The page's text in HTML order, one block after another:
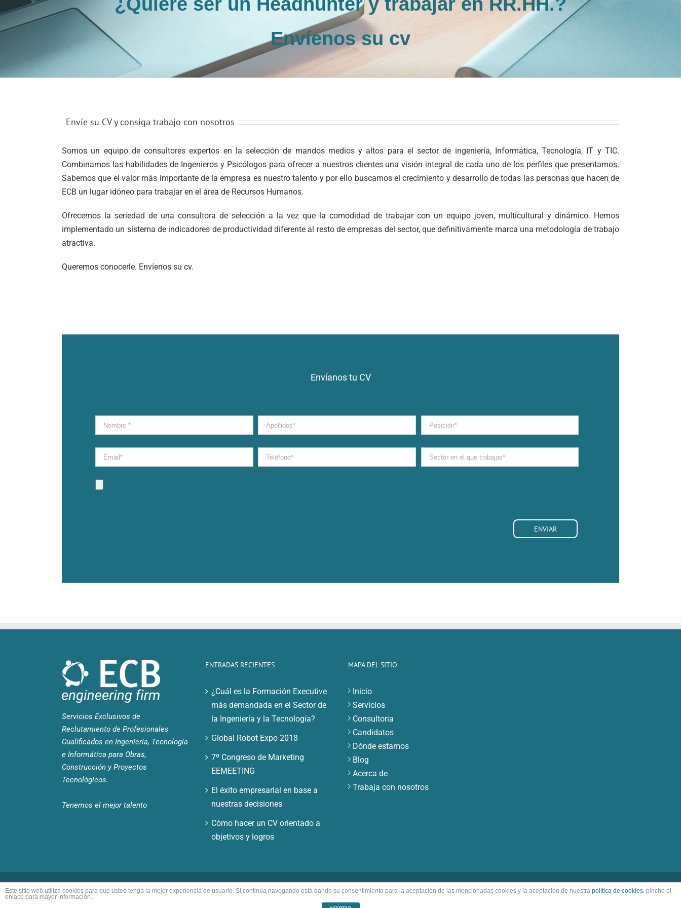
Envíenos su cv
Envíe su CV y consiga trabajo con nosotros
Somos un equipo de consultores expertos en la selección de mandos medios y altos para el sector de ingeniería, Informática, Tecnología, IT y TIC.
Combinamos las habilidades de Ingenieros y Psicólogos para ofrecer a nuestros clientes una visión integral de cada uno de los perfiles que presentamos.
Sabemos que el valor más importante de la empresa es nuestro talento y por ello buscamos el crecimiento y desarrollo de todas las personas que hacen de
ECB un lugar idóneo para trabajar en el área de Recursos Humanos.
Ofrecemos la seriedad de una consultora de selección a la vez que la comodidad de trabajar con un equipo joven, multicultural y dinámico. Hemos
implementado un sistema de indicadores de productividad diferente al resto de empresas del sector, que definitivamente marca una metodología de trabajo
atractiva.
Queremos conocerle. Envíenos su cv.
Envíanos tu CV
Servicios Exclusivos de
Reclutamiento de Profesionales
Cualificados en Ingeniería, Tecnología
e Informática para Obras,
Construcción y Proyectos
Tecnológicos.
Tenemos el mejor talento
ENTRADAS RECIENTES
¿Cuál es la Formación Executive
más demandada en el Sector de
la Ingeniería y la Tecnología?
Global Robot Expo 2018
7º Congreso de Marketing
EEMEETING
El éxito empresarial en base a
nuestras decisiones
Cómo hacer un CV orientado a
objetivos y logros
MAPA DEL SITIO
Inicio
Servicios
Consultoria
Candidatos
Dónde estamos
Blog
Acerca de
Trabaja con nosotros
© Copyright ECB | All Rights Reserved
Este sitio web utiliza cookies para que usted tenga la mejor experiencia de usuario. Si continúa navegando está dando su consentimiento para la aceptación de las mencionadas cookies y la aceptación de nuestra política de cookies, pinche el
enlace para mayor información.